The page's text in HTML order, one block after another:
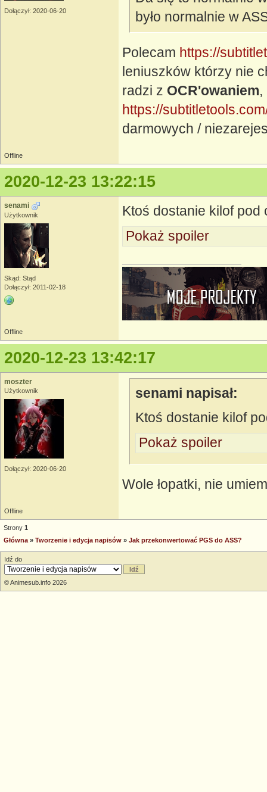
Dołączył: 2020-06-20
było normalnie w
Polecam https://
leniuszków którzy nie
radzi z OCR'owaniem,
https://
darmowych /
Offline
2020-12-23 13:22:15
senami
Użytkownik
Skąd: Stąd
Dołączył: 2011-02-18
Ktoś dostanie kilof pod
Pokaż spoiler
Offline
2020-12-23 13:42:17
moszter
Użytkownik
Dołączył: 2020-06-20
senami napisał:
Ktoś dostanie kilof
Pokaż spoiler
Wole łopatki, nie
Offline
Strony 1
Główna » Tworzenie i edycja napisów » Jak przekonwertować PGS do ASS?
Idź do
© Animesub.info 2026